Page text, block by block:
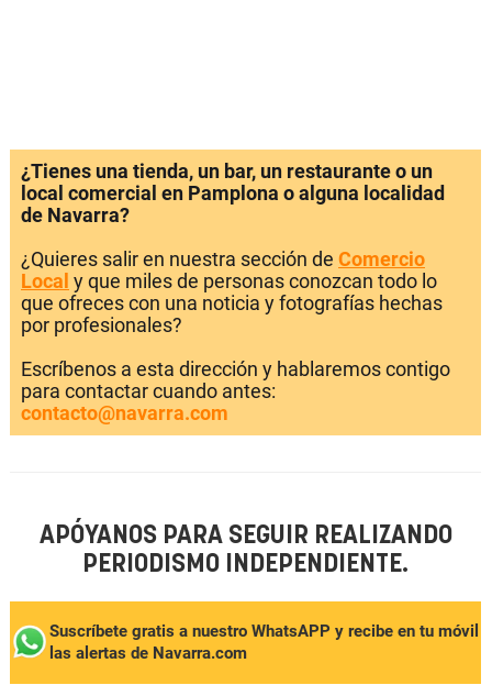
¿Tienes una tienda, un bar, un restaurante o un
local comercial en Pamplona o alguna localidad
de Navarra?
¿Quieres salir en nuestra sección de Comercio
Local y que miles de personas conozcan todo lo
que ofreces con una noticia y fotografías hechas
por profesionales?
Escríbenos a esta dirección y hablaremos contigo
para contactar cuando antes:
contacto@navarra.com
APÓYANOS PARA SEGUIR REALIZANDO
PERIODISMO INDEPENDIENTE.
Suscríbete gratis a nuestro WhatsAPP y recibe en tu móvil
las alertas de Navarra.com